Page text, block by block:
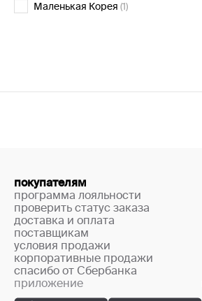
Маленькая Корея (1)
покупателям
программа лояльности
проверить статус заказа
доставка и оплата
поставщикам
условия продажи
корпоративные продажи
спасибо от Сбербанка
приложение